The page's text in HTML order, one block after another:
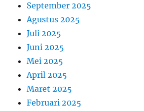
September 2025
Agustus 2025
Juli 2025
Juni 2025
Mei 2025
April 2025
Maret 2025
Februari 2025